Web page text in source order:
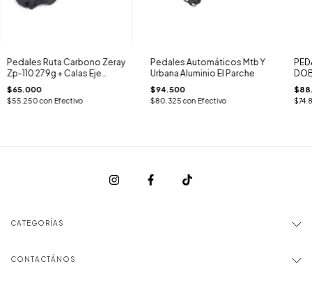
Pedales Ruta Carbono Zeray
Zp-110 279g + Calas Eje
Cromo
$65.000
$55.250con Efectivo
Pedales Automáticos Mtb Y
Urbana Aluminio El Parche
$94.500
$80.325con Efectivo
CATEGORÍAS
CONTACTÁNOS